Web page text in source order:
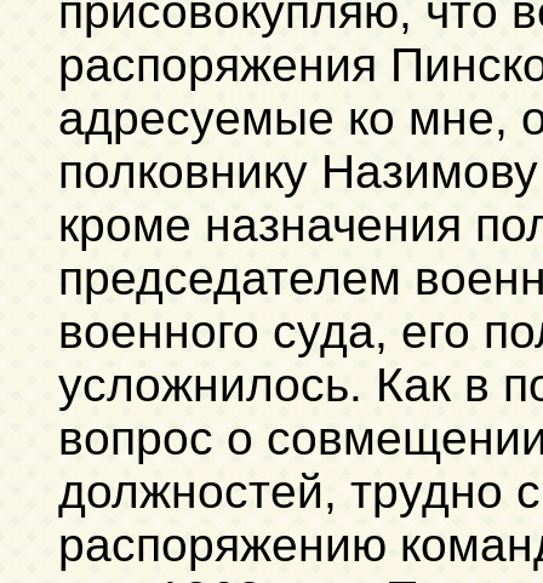
присовокупляю, что
распоряжения
адресуемые ко мне,
полковнику
кроме назначения
председателем
военного суда, его
усложнилось. Как в
вопрос о
должностей, трудно
распоряжению